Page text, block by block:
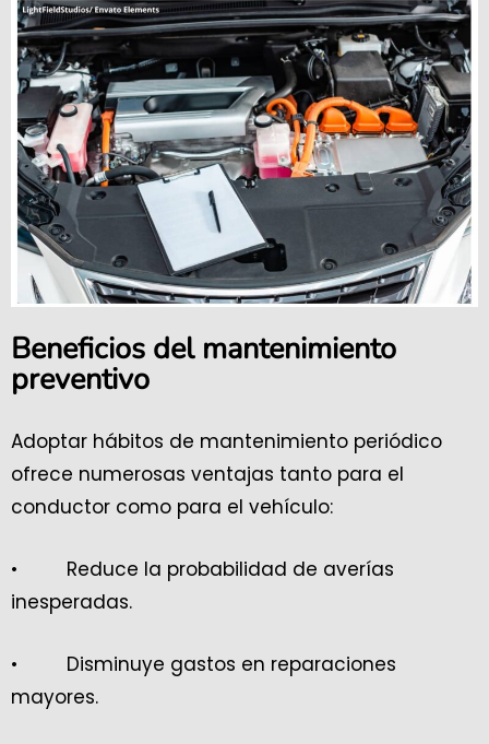
Beneficios del mantenimiento
preventivo
Adoptar hábitos de mantenimiento periódico
ofrece numerosas ventajas tanto para el
conductor como para el vehículo:
• Reduce la probabilidad de averías
inesperadas.
• Disminuye gastos en reparaciones
mayores.